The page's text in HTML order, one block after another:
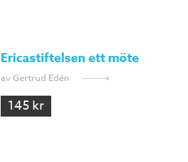
Ericastiftelsen ett möte
av Gertrud Edén
145 kr